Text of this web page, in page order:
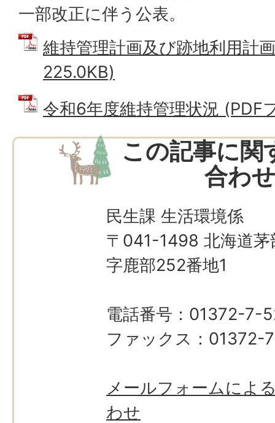
一部改正に伴う公表。
維持管理計画及び跡地利用計
225.0KB)
令和6年度維持管理状況 (PDF
この記事に関
合わ
民生課 生活環境係
〒041-1498 北海道茅
字鹿部252番地1
電話番号：01372-7-
ファックス：01372-
メールフォームによ
わせ